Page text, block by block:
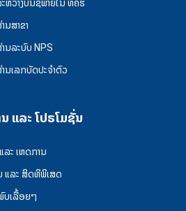
ະຫວ່າງບັນຊີພາຍໃນ ທຄຮ
ນສາຂາ
ນລະບົບ NPS
ານເລກບັດປະຈຳຕົວ
ແລະ ໂປຣໂມຊັ່ນ
ລະ ເຫດການ
ແລະ ສິດທິພິເສດ
ບເລື້ອຍໆ